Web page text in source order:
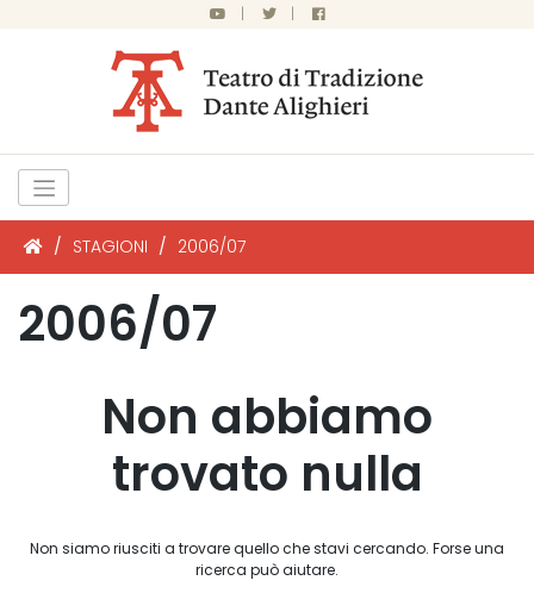
| |
/ STAGIONI / 2006/07
2006/07
Non abbiamo
trovato nulla
Non siamo riusciti a trovare quello che stavi cercando. Forse una
ricerca può aiutare.